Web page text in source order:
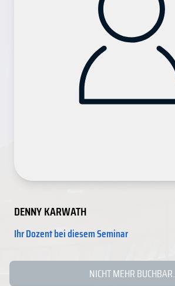
DENNY KARWATH
Ihr Dozent bei diesem Seminar
NICHT MEHR BUCHBAR.